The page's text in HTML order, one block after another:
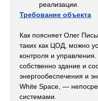
реализации.
Требование объекта
Как поясняет Олег
таких как ЦОД, можно
контроля и
собственно здание и
энергообеспечения и
White Space, —
системами.